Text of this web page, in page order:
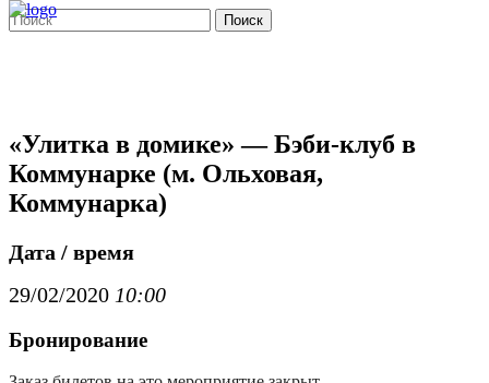
Поиск
«Улитка в домике» — Бэби-клуб в
Коммунарке (м. Ольховая,
Коммунарка)
Дата / время
29/02/2020 10:00
Бронирование